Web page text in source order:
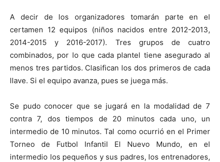
A decir de los organizadores tomarán parte en el
certamen 12 equipos (niños nacidos entre 2012-2013,
2014-2015 y 2016-2017). Tres grupos de cuatro
combinados, por lo que cada plantel tiene asegurado al
menos tres partidos. Clasifican los dos primeros de cada
llave. Si el equipo avanza, pues se juega más.
Se pudo conocer que se jugará en la modalidad de 7
contra 7, dos tiempos de 20 minutos cada uno, un
intermedio de 10 minutos. Tal como ocurrió en el Primer
Torneo de Futbol Infantil El Nuevo Mundo, en el
intermedio los pequeños y sus padres, los entrenadores,